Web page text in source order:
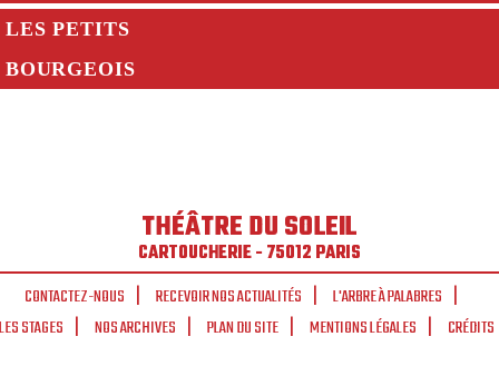
LES PETITS
BOURGEOIS
THÉÂTRE DU SOLEIL
CARTOUCHERIE - 75012 PARIS
CONTACTEZ-NOUS
RECEVOIR NOS ACTUALITÉS
L'ARBRE À PALABRES
LES STAGES
NOS ARCHIVES PLAN DU SITE MENTIONS LÉGALES CRÉDITS